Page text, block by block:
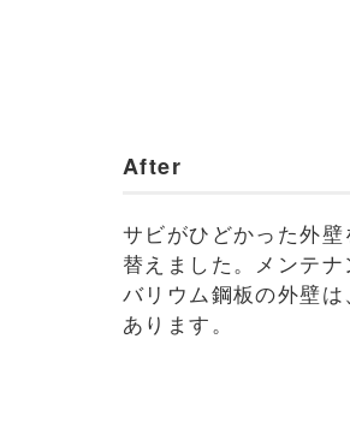
After
サビがひどかった外
替えました。メンテ
バリウム鋼板の外壁
あります。